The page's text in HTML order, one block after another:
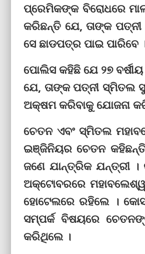
ପ୍ରେମିକଙ୍କ ବିରୋଧରେ
କରିଛନ୍ତି ଯେ, ତାଙ୍କ ପତ୍ନୀ
ସେ ଛାଡପତ୍ର ପାଇ ପାରିବେ
ପୋଲିସ କହିଛି ଯେ ୨୭
ଯେ, ତାଙ୍କ ପତ୍ନୀ ସ୍ମିତଲ
ଅକ୍ଷମ କରିବାକୁ ଯୋଜନା
ଚେତନ ଏବଂ ସ୍ମିତଲ
ଇଞ୍ଜିନିୟର ଚେତନ
ଜଣେ ଯାନ୍ତ୍ରିକ ଯନ୍ତ୍ରୀ
ଅକ୍ଟୋବରରେ
ହୋଟେଲରେ ରହିଲେ ।
ସମ୍ପର୍କ ବିଷୟରେ
କରିଥିଲେ ।